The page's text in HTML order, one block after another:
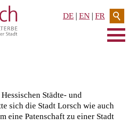
DE | EN | FR
Städte- und
sich die Stadt Lorsch wie auch
eine Patenschaft zu einer Stadt